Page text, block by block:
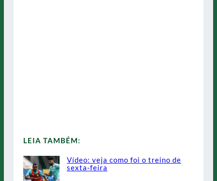
LEIA TAMBÉM:
Vídeo: veja como foi o treino de
sexta-feira